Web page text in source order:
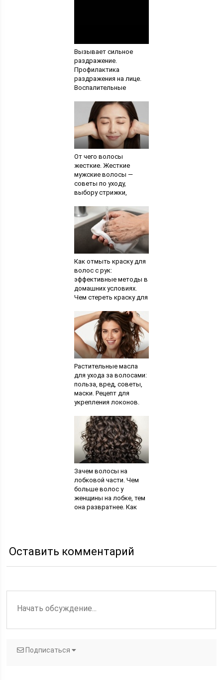
Вызывает сильное
раздражение.
Профилактика
раздражения на лице.
Воспалительные
От чего волосы
жесткие. Жесткие
мужские волосы —
советы по уходу,
выбору стрижки,
Проверенные
народные рецепты
Как отмыть краску для
волос с рук:
эффективные методы в
домашних условиях.
Чем стереть краску для
основные методы
Растительные масла
для ухода за волосами:
польза, вред, советы,
маски. Рецепт для
укрепления локонов.
волос
Зачем волосы на
лобковой части. Чем
больше волос у
женщины на лобке, тем
она развратнее. Как
Оставить комментарий
Подписаться